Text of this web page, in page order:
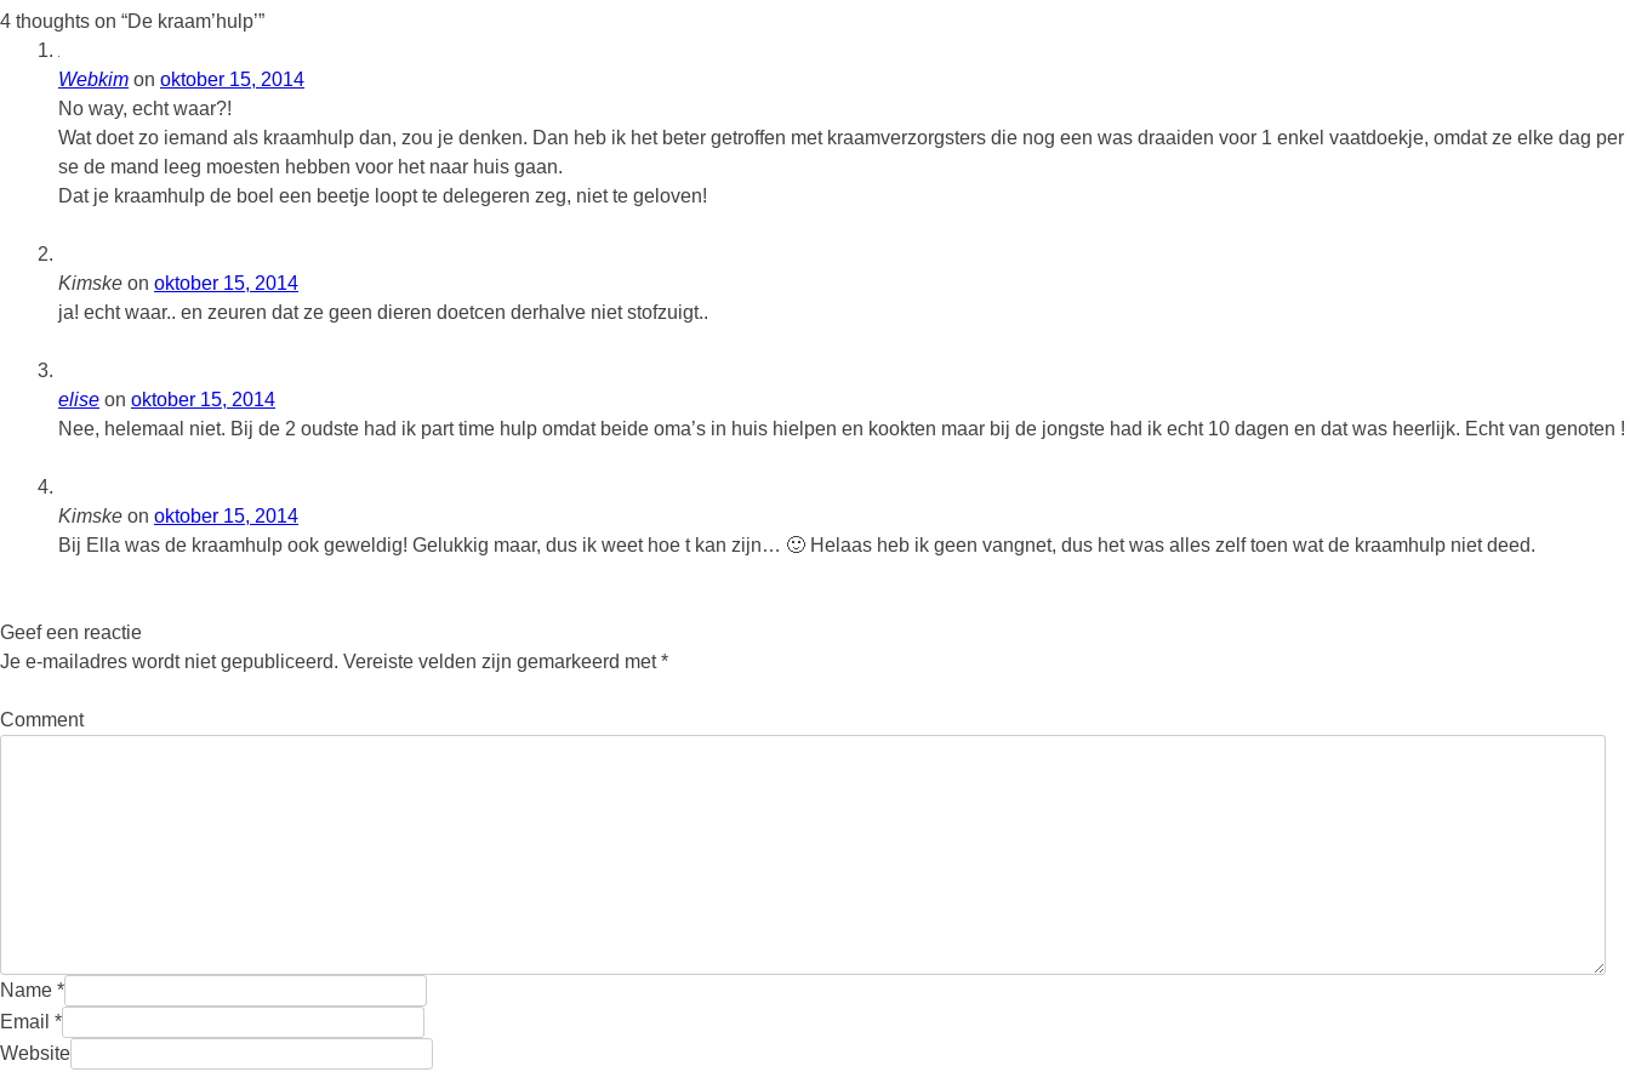
4 thoughts on “De kraam’hulp’”
Webkim on oktober 15, 2014
No way, echt waar?!
Wat doet zo iemand als kraamhulp dan, zou je denken. Dan heb ik het beter getroffen met kraamverzorgsters die nog een was draaiden voor 1 enkel vaatdoekje, omdat ze elke dag per
se de mand leeg moesten hebben voor het naar huis gaan.
Dat je kraamhulp de boel een beetje loopt te delegeren zeg, niet te geloven!
Kimske on oktober 15, 2014
ja! echt waar.. en zeuren dat ze geen dieren doetcen derhalve niet stofzuigt..
elise on oktober 15, 2014
Nee, helemaal niet. Bij de 2 oudste had ik part time hulp omdat beide oma’s in huis hielpen en kookten maar bij de jongste had ik echt 10 dagen en dat was heerlijk. Echt van genoten !
Kimske on oktober 15, 2014
Bij Ella was de kraamhulp ook geweldig! Gelukkig maar, dus ik weet hoe t kan zijn… 🙂 Helaas heb ik geen vangnet, dus het was alles zelf toen wat de kraamhulp niet deed.
Geef een reactie
Je e-mailadres wordt niet gepubliceerd. Vereiste velden zijn gemarkeerd met*
Comment
Name *
Email *
Website